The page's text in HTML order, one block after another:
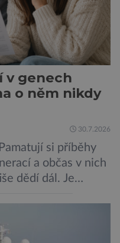
v genech
o něm nikdy
30.7.2026
si příběhy
a občas v nich
dědí dál. Je
jeho dítěte. Právě
onemocnění,